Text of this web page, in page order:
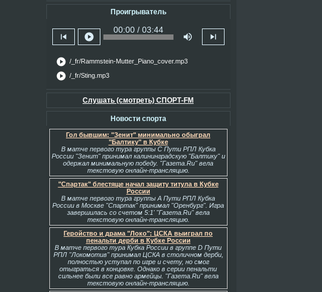
Проигрыватель
skip_previous play_circle
00:00 / 03:44
volume_up skip_next
play_circle /_fr/Rammstein-Mutter_Piano_cover.mp3
play_circle /_fr/Sting.mp3
Слушать (смотреть) СПОРТ-FM
Новости спорта
Гол бывшим: "Зенит" минимально обыграл
"Балтику" в Кубке
В матче первого тура группы С Пути РПЛ Кубка
России "Зенит" принимал калининградскую "Балтику" и
одержал минимальную победу. "Газета.Ru" вела
текстовую онлайн-трансляцию.
"Спартак" блестяще начал защиту титула в Кубке
России
В матче первого тура группы А Пути РПЛ Кубка
России в Москве "Спартак" принимал "Оренбург". Игра
завершилась со счетом 5:1' "Газета.Ru" вела
текстовую онлайн-трансляцию.
Геройство и драма "Локо": ЦСКА выиграл по
пенальти дерби в Кубке России
В матче первого тура Кубка России в группе D Пути
РПЛ "Локомотив" принимал ЦСКА в столичном дерби,
полностью уступал по игре и счету, но смог
отыграться в концовке. Однако в серии пенальти
сильнее были все равно армейцы. "Газета.Ru" вела
текстовую онлайн-трансляцию.